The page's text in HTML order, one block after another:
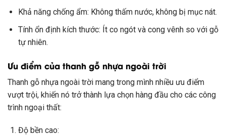
Khả năng chống ẩm: Không thấm nước, không bị mục nát.
Tính ổn định kích thước: Ít co ngót và cong vênh so với gỗ
tự nhiên.
Ưu điểm của thanh gỗ nhựa ngoài trời
Thanh gỗ nhựa ngoài trời mang trong mình nhiều ưu điểm
vượt trội, khiến nó trở thành lựa chọn hàng đầu cho các công
trình ngoại thất:
Độ bền cao: